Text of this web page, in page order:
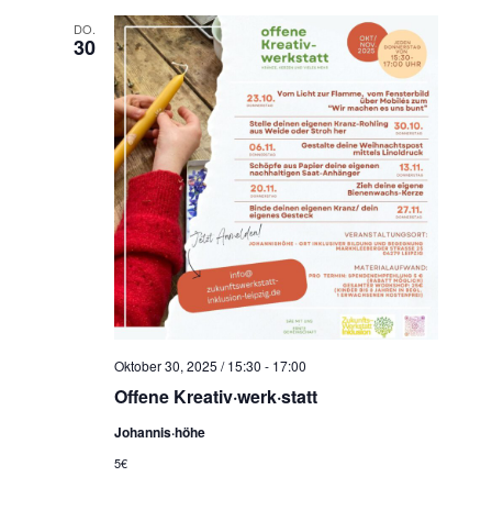
DO.
30
Offene Kreativ·werk·statt
Oktober 30, 2025 / 15:30 - 17:00
Johannis·höhe
5€